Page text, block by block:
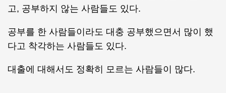
고, 공부하지 않는 사람들도 있다.
공부를 한 사람들이라도 대충 공부했으면서 많이 했
다고 착각하는 사람들도 있다.
대출에 대해서도 정확히 모르는 사람들이 많다.